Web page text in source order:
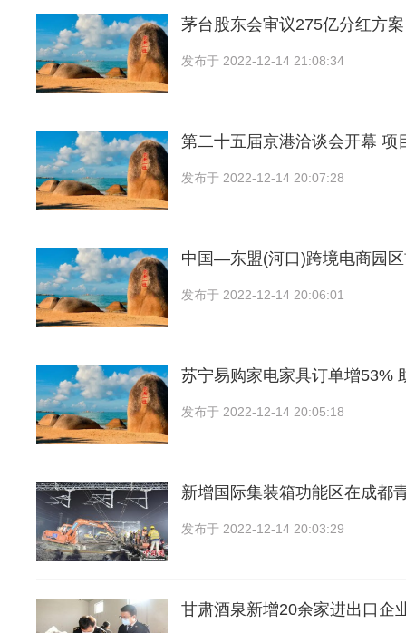
茅台股东会审议275亿分红方案
发布于 2022-12-14 21:08:34
第二十五届京港洽谈会开幕 项
发布于 2022-12-14 20:07:28
中国―东盟(河口)跨境电商园
发布于 2022-12-14 20:06:01
苏宁易购家电家具订单增53%
发布于 2022-12-14 20:05:18
新增国际集装箱功能区在成都
发布于 2022-12-14 20:03:29
甘肃酒泉新增20余家进出口企